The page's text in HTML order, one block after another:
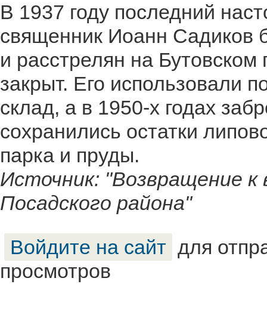
В 1937 году последний
священник Иоанн Садиков
и расстрелян на
закрыт. Его использовали
склад, а в 1950-х годах
сохранились остатки
парка и пруды.
Источник: "Возвращение
Посадского района"
Войдите на сайт для
просмотров